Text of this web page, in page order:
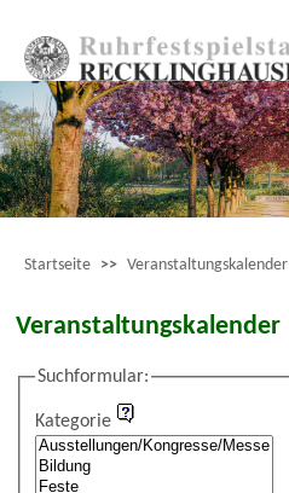
Startseite >> Veranstaltungskalender
Veranstaltungskalender
Suchformular:
Kategorie